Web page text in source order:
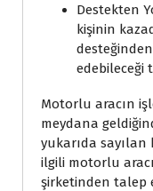
Destekten
kişinin
edebileceği
Motorlu aracın
meydana
yukarıda
ilgili motorlu
şirketinden talep